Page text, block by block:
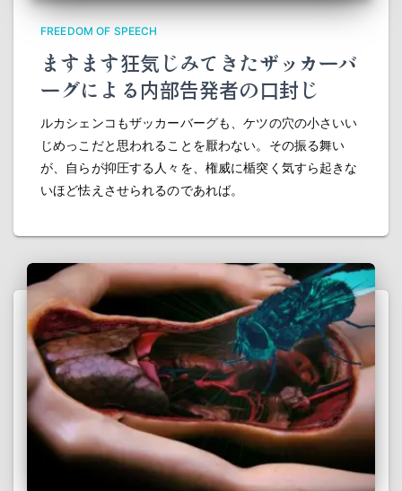
FREEDOM OF SPEECH
ますます狂気じみてきたザッカーバ
ーグによる内部告発者の口封じ
ルカシェンコもザッカーバーグも、ケツの穴の小さいい
じめっこだと思われることを厭わない。その振る舞い
が、自らが抑圧する人々を、権威に楯突く気すら起きな
いほど怯えさせられるのであれば。